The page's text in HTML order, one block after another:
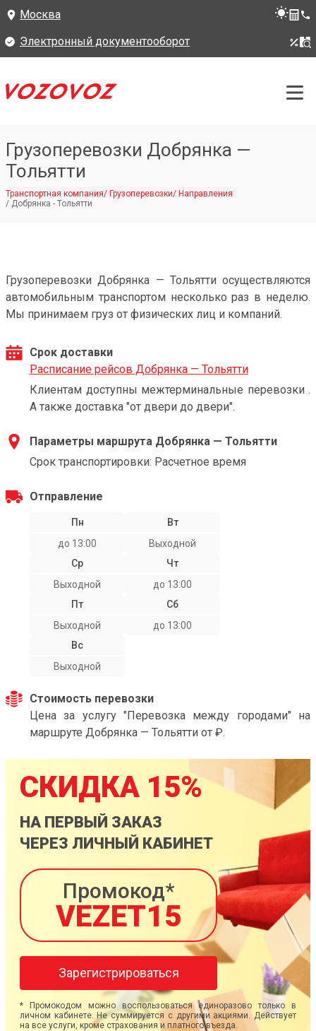
Москва
Электронный документооборот
Грузоперевозки Добрянка —
Тольятти
Транспортная компания/ Грузоперевозки/ Направления
/ Добрянка - Тольятти
Грузоперевозки Добрянка — Тольятти осуществляются
автомобильным транспортом несколько раз в неделю.
Мы принимаем груз от физических лиц и компаний.
Срок доставки
Расписание рейсов Добрянка — Тольятти
Клиентам доступны межтерминальные перевозки .
А также доставка "от двери до двери".
Параметры маршрута Добрянка — Тольятти
Срок транспортировки: Расчетное время
Отправление
Пн
до 13:00
Вт
Выходной
Ср
Выходной
Чт
до 13:00
Пт
Выходной
Сб
до 13:00
Вс
Выходной
Стоимость перевозки
Цена за услугу "Перевозка между городами" на
маршруте Добрянка — Тольятти от ₽.
СКИДКА 15%
НА ПЕРВЫЙ ЗАКАЗ
ЧЕРЕЗ ЛИЧНЫЙ КАБИНЕТ
Промокод*
VEZET15
Зарегистрироваться
* Промокодом можно воспользоваться единоразово только в
личном кабинете. Не суммируется с другими акциями. Действует
на все услуги, кроме страхования и платного въезда.